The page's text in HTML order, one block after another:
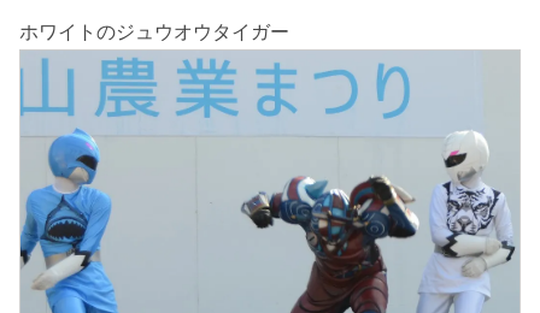
ホワイトのジュウオウタイガー